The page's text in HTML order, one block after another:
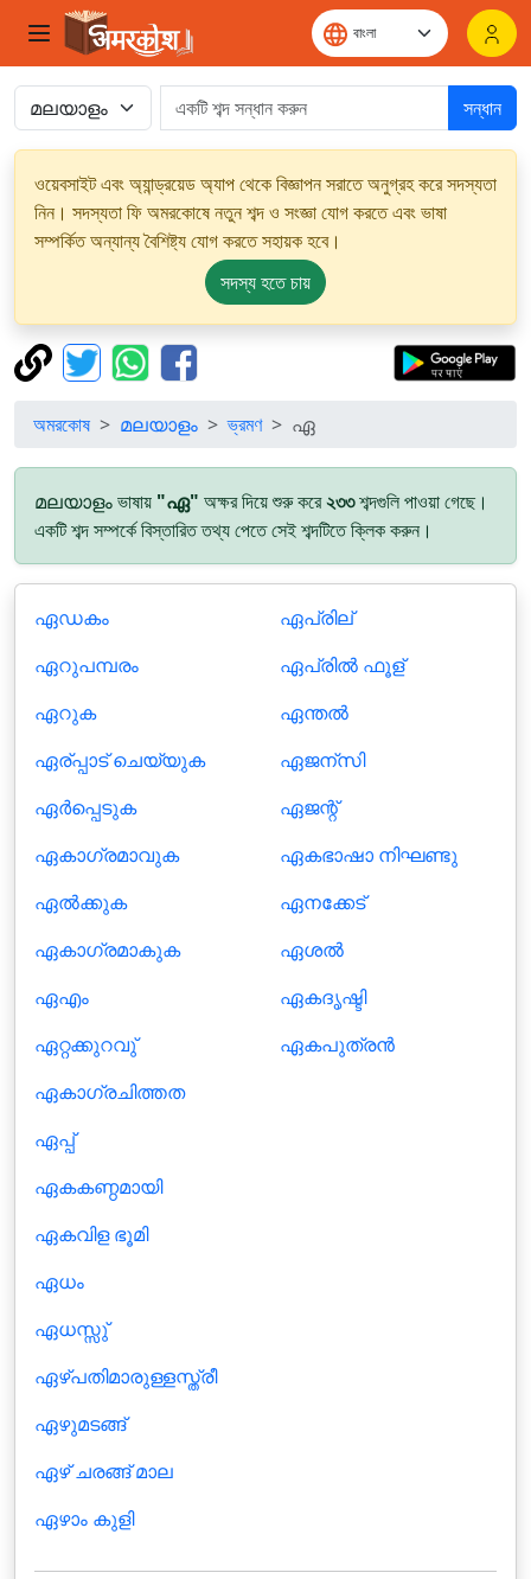
সন্ধান
ওয়েবসাইট এবং অ্যান্ড্রয়েড অ্যাপ থেকে বিজ্ঞাপন সরাতে অনুগ্রহ করে সদস্যতা
নিন। সদস্যতা ফি অমরকোষে নতুন শব্দ ও সংজ্ঞা যোগ করতে এবং ভাষা
সম্পর্কিত অন্যান্য বৈশিষ্ট্য যোগ করতে সহায়ক হবে।
সদস্য হতে চায়
অমরকোষ മലയാളം ভ্রমণ ഏ
മലയാളം ভাষায় "ഏ" অক্ষর দিয়ে শুরু করে২৩৩শব্দগুলি পাওয়া গেছে।
একটি শব্দ সম্পর্কে বিস্তারিত তথ্য পেতে সেই শব্দটিতে ক্লিক করুন।
ഏഡകം
ഏറുപമ്പരം
ഏറുക
ഏര്പ്പാട് ചെയ്യുക
ഏർപ്പെടുക
ഏകാഗ്രമാവുക
ഏൽക്കുക
ഏകാഗ്രമാകുക
ഏഎം
ഏറ്റക്കുറവു്‌
ഏപ്രില്
ഏപ്രില്‍ ഫൂള്
ഏന്തല്‍
ഏജന്സി
ഏജന്റ്
ഏകഭാഷാ നിഘണ്ടു
ഏനക്കേട്
ഏശല്‍
ഏകദൃഷ്ടി
ഏകപുത്രൻ
ഏകാഗ്രചിത്തത
ഏപ്പ്‌
ഏകകണ്ഠമായി
ഏകവിള ഭൂമി
ഏധം
ഏധസ്സു്‌
ഏഴ്പതിമാരുള്ളസ്ത്രീ
ഏഴുമടങ്ങ്
ഏഴ് ചരങ്ങ് മാല
ഏഴാം കുളി